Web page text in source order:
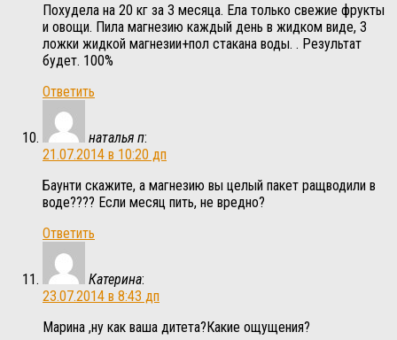
Похудела на 20 кг за 3 месяца. Ела только свежие фрукты
и овощи. Пила магнезию каждый день в жидком виде, 3
ложки жидкой магнезии+пол стакана воды. . Результат
будет. 100%
Ответить
наталья п:
21.07.2014 в 10:20 дп
Баунти скажите, а магнезию вы целый пакет ращводили в
воде???? Если месяц пить, не вредно?
Ответить
Катерина:
23.07.2014 в 8:43 дп
Марина ,ну как ваша дитета?Какие ощущения?